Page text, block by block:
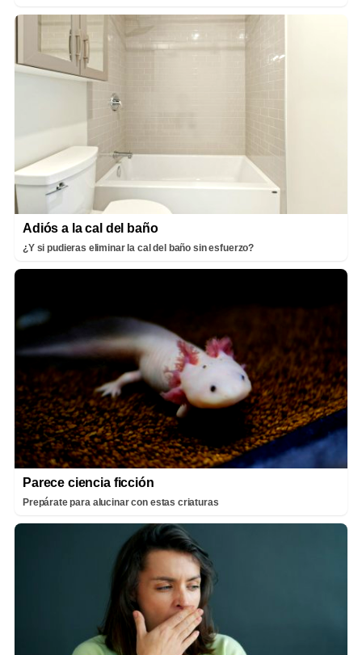
Adiós a la cal del baño
¿Y si pudieras eliminar la cal del baño sin esfuerzo?
Parece ciencia ficción
Prepárate para alucinar con estas criaturas